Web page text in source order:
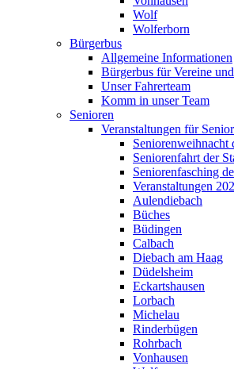
Wolf
Wolferborn
Bürgerbus
Allgemeine Informationen
Bürgerbus für Vereine
Unser Fahrerteam
Komm in unser Team
Senioren
Veranstaltungen für
Seniorenweihnacht
Seniorenfahrt der
Seniorenfasching
Veranstaltungen
Aulendiebach
Büches
Büdingen
Calbach
Diebach am Haag
Düdelsheim
Eckartshausen
Lorbach
Michelau
Rinderbügen
Rohrbach
Vonhausen